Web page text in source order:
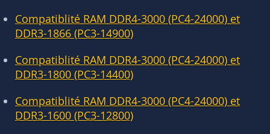
Compatiblité RAM DDR4-3000 (PC4-24000) et
DDR3-1866 (PC3-14900)
Compatiblité RAM DDR4-3000 (PC4-24000) et
DDR3-1800 (PC3-14400)
Compatiblité RAM DDR4-3000 (PC4-24000) et
DDR3-1600 (PC3-12800)